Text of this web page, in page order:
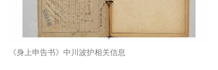
《身上申告书》中川波护相关信息